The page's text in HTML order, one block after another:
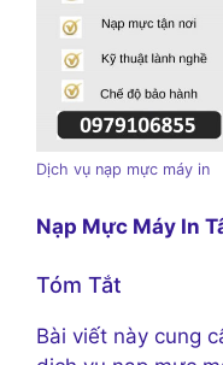
Dịch vụ nạp mực máy in
Nạp Mực Máy In
Tóm Tắt
Bài viết này cung